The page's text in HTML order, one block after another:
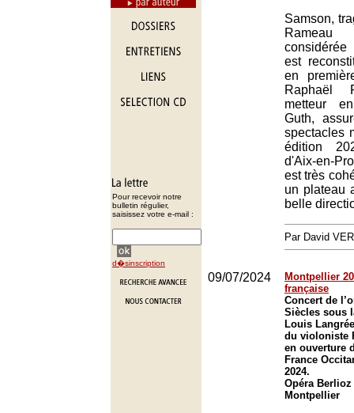
Pour recevoir notre
bulletin régulier,
saisissez votre e-mail :
d�sinscription
Samson,
considérée
est
en
Raphaël
metteur
Guth,
spectacles
édition
d'Aix-en-
est très
un plateau
belle
Par David
09/07/2024
Montpellier
française
Concert de
Siècles sous
Louis
du violoniste
en ouverture
France
2024.
Opéra
Montpellier